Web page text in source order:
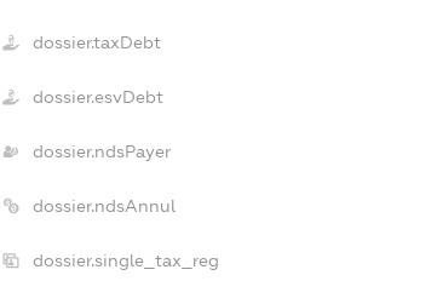
dossier.taxDebt
dossier.esvDebt
dossier.ndsPayer
dossier.ndsAnnul
dossier.single_tax_reg